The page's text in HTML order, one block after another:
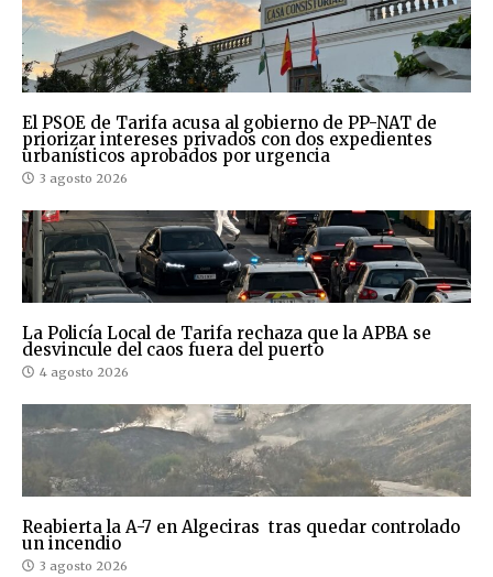
El PSOE de Tarifa acusa al gobierno de PP-NAT de
priorizar intereses privados con dos expedientes
urbanísticos aprobados por urgencia
3 agosto 2026
La Policía Local de Tarifa rechaza que la APBA se
desvincule del caos fuera del puerto
4 agosto 2026
Reabierta la A-7 en Algeciras tras quedar controlado
un incendio
3 agosto 2026